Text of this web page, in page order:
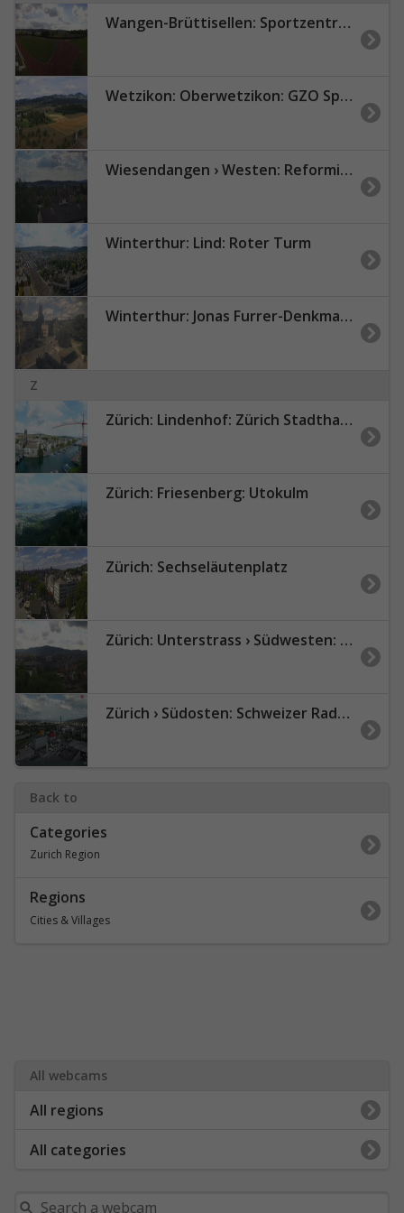
Wangen-Brüttisellen: Sportzentrum Zürich Dürrbach - Public
Wetzikon: Oberwetzikon: GZO Spital Wetzikon
Wiesendangen › Westen: Reformierte Kirche Wiesendangen
Winterthur: Lind: Roter Turm
Winterthur: Jonas Furrer-Denkmal - Museumstrasse
Z
Zürich: Lindenhof: Zürich Stadthaus
Zürich: Friesenberg: Utokulm
Zürich: Sechseläutenplatz
Zürich: Unterstrass › Südwesten: Uetliberg
Zürich › Südosten: Schweizer Radio und Fernsehen (Studio Zürich Leutschenbach) - Sonderabfall-Sammelstelle Hagenholz
Back to
Categories
Zurich Region
Regions
Cities & Villages
All webcams
All regions
All categories